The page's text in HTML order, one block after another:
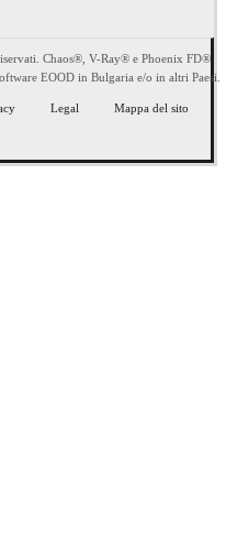
Chaos®, V-Ray® e Phoenix FD®
EOOD in Bulgaria e/o in altri Paesi.
Legal Mappa del sito